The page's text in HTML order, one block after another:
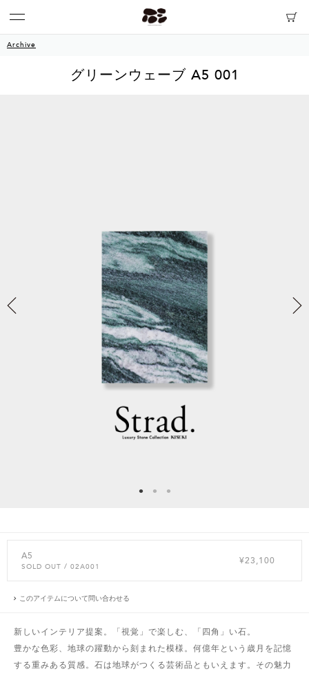
Archive
グリーンウェーブ A5 001
A5
SOLD OUT / 02A001
¥23,100
このアイテムについて問い合わせる
新しいインテリア提案。「視覚」で楽しむ、「四角」い石。
豊かな色彩、地球の躍動から刻まれた模様。何億年という歳月を記憶
する重みある質感。石は地球がつくる芸術品ともいえます。その魅力